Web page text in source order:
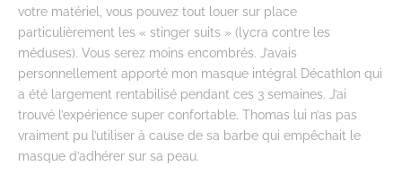
votre matériel, vous pouvez tout louer sur place
particulièrement les « stinger suits » (lycra contre les
méduses). Vous serez moins encombrés. J’avais
personnellement apporté mon masque intégral Décathlon qui
a été largement rentabilisé pendant ces 3 semaines. J’ai
trouvé l’expérience super confortable. Thomas lui n’as pas
vraiment pu l’utiliser à cause de sa barbe qui empêchait le
masque d’adhérer sur sa peau.